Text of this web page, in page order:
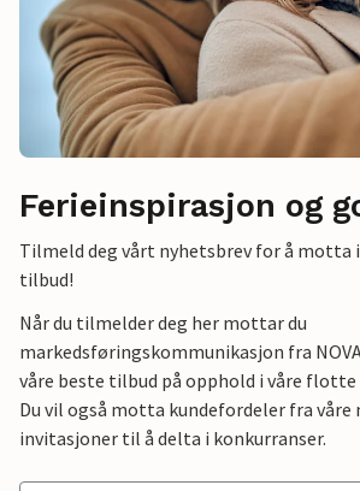
Ferieinspirasjon og
Tilmeld deg vårt nyhetsbrev for å motta
tilbud!
Når du tilmelder deg her mottar du
markedsføringskommunikasjon fra
våre beste tilbud på opphold i våre
Du vil også motta kundefordeler fra våre
invitasjoner til å delta i konkurranser.